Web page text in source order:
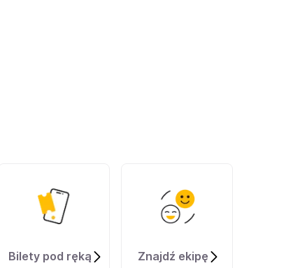
Bilety pod ręką Znajdź ekipę